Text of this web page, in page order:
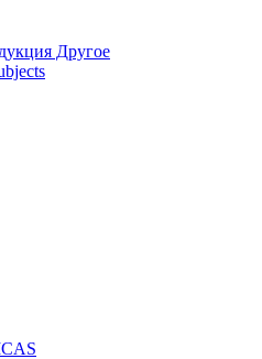
Другое